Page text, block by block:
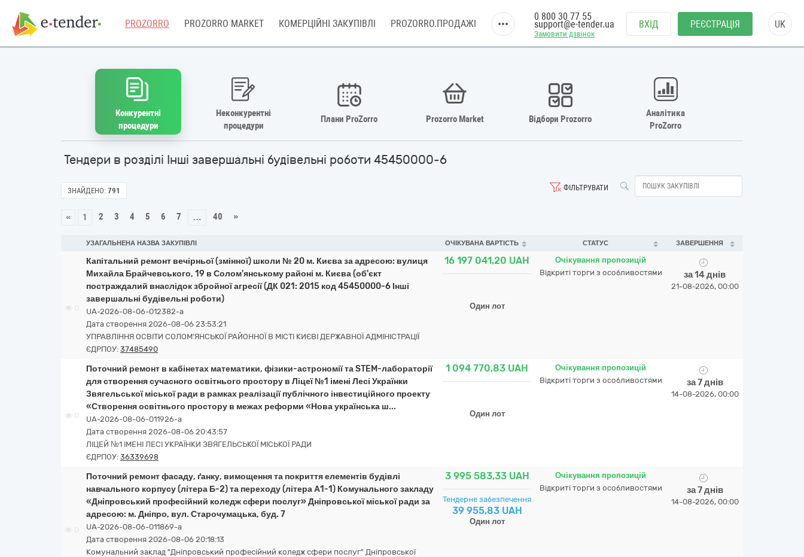
PROZORRO PROZORRO MARKET КОМЕРЦІЙНІ ЗАКУПІВЛІ PROZORRO.ПРОДАЖІ
Замовити дзвінок
0 800 30 77 55
support@e-tender.ua ВХІД РЕЄСТРАЦІЯ UK
Конкурентні
процедури
Неконкурентні
процедури
Плани ProZorro Prozorro Market Відбори Prozorro
Аналітика
ProZorro
Тендери в розділі Інші завершальні будівельні роботи 45450000-6
ФІЛЬТРУВАТИ
ЗНАЙДЕНО: 791
« 1 2 3 4 5 6 7 … 40 »
УЗАГАЛЬНЕНА НАЗВА ЗАКУПІВЛІ ОЧІКУВАНА ВАРТІСТЬ СТАТУС ЗАВЕРШЕННЯ
Капітальний ремонт вечірньої (змінної) школи № 20 м. Києва за адресою: вулиця
Михайла Брайчевського, 19 в Солом'янському районі м. Києва (об'єкт
постраждалий внаслідок збройної агресії (ДК 021: 2015 код 45450000-6 Інші
завершальні будівельні роботи)
UA-2026-08-06-012382-a
Дата створення 2026-08-06 23:53:21
УПРАВЛІННЯ ОСВІТИ СОЛОМ'ЯНСЬКОЇ РАЙОННОЇ В МІСТІ КИЄВІ ДЕРЖАВНОЇ АДМІНІСТРАЦІЇ
ЄДРПОУ: 37485490
16 197 041,20 UAH
Один лот
Очікування пропозицій
Відкриті торги з особливостями
за 14 днів
21-08-2026, 00:00
0
Поточний ремонт в кабінетах математики, фізики-астрономії та STEM-лабораторії
для створення сучасного освітнього простору в Ліцеї №1 імені Лесі Українки
Звягельської міської ради в рамках реалізації публічного інвестиційного проекту
«Створення освітнього простору в межах реформи «Нова українська ш...
UA-2026-08-06-011926-a
Дата створення 2026-08-06 20:43:57
ЛІЦЕЙ №1 ІМЕНІ ЛЕСІ УКРАЇНКИ ЗВЯГЕЛЬСЬКОЇ МІСЬКОЇ РАДИ
ЄДРПОУ: 36339698
1 094 770,83 UAH
Один лот
Очікування пропозицій
Відкриті торги з особливостями
за 7 днів
14-08-2026, 00:00
Поточний ремонт фасаду, ґанку, вимощення та покриття елементів будівлі
навчального корпусу (літера Б-2) та переходу (літера А1-1) Комунального закладу
«Дніпровський професійний коледж сфери послуг» Дніпровської міської ради за
адресою: м. Дніпро, вул. Старочумацька, буд. 7
UA-2026-08-06-011869-a
Дата створення 2026-08-06 20:18:13
Комунальний заклад "Дніпровський професійний коледж сфери послуг" Дніпровської
3 995 583,33 UAH
Тендерне забезпечення
39 955,83 UAH
Один лот
Очікування пропозицій
Відкриті торги з особливостями
за 7 днів
14-08-2026, 00:00